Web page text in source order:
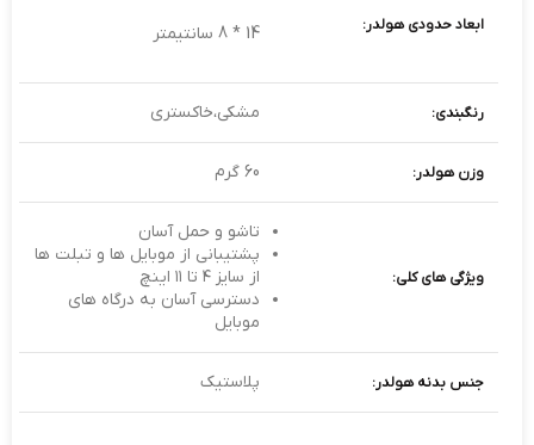
ابعاد حدودی هولدر: 14 * 8 سانتیمتر
رنگبندی: مشکی،خاکستری
وزن هولدر: 60 گرم
ویژگی های کلی:
تاشو و حمل آسان
پشتیبانی از موبایل ها و تبلت ها
از سایز ۴ تا ۱۱ اینچ
دسترسی آسان به درگاه های
موبایل
جنس بدنه هولدر: پلاستیک